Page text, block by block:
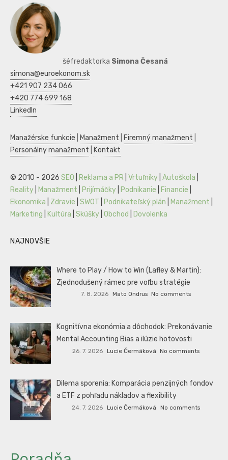
šéfredaktorka Simona Česaná
simona@euroekonom.sk
+421 907 234 066
+420 774 699 168
LinkedIn
Manažérske funkcie Manažment Firemný manažment
Personálny manažment
Kontakt
© 2010 - 2026 SEO Reklama a PR Vrtuľníky Autoškola
Reality
Manažment Prijímáčky Podnikanie Financie
Ekonomika
Zdravie SWOT Podnikateľský plán Manažment
Marketing
Kultúra Skúšky Obchod Dovolenka
NAJNOVŠIE
Where to Play / How to Win (Lafley & Martin):
Zjednodušený rámec pre voľbu stratégie
7. 8. 2026 Mato Ondrus No comments
Kognitívna ekonómia a dôchodok: Prekonávanie
Mental Accounting Bias a ilúzie hotovosti
26. 7. 2026 Lucie Čermáková No comments
Dilema sporenia: Komparácia penzijných fondov
a ETF z pohľadu nákladov a flexibility
24. 7. 2026 Lucie Čermáková No comments